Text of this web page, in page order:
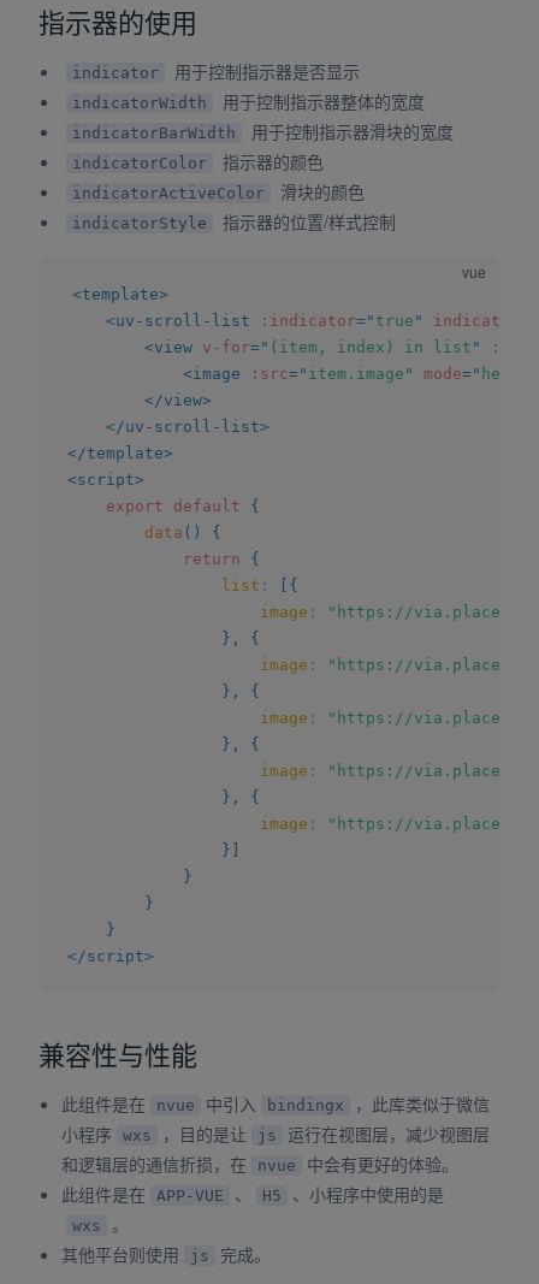
指示器的使用
indicator 用于控制指示器是否显示
indicatorWidth 用于控制指示器整体的宽度
indicatorBarWidth 用于控制指示器滑块的宽度
indicatorColor 指示器的颜色
indicatorActiveColor 滑块的颜色
indicatorStyle 指示器的位置/样式控制
<template>
<uv-scroll-list :indicator=" true "
<view v-for=" (item, index) in list " :key
<image :src=" item.image " mode="
</view>
</uv-scroll-list>
</template>
<script>
export
default
{
data ( )
{
return
{
list : [ {
image :
"https://
} ,
{
image :
"https://
} ,
{
image :
"https://
} ,
{
image :
"https://
} ,
{
image :
"https://
} ]
}
}
}
</script>
兼容性与性能
此组件是在 nvue 中引入 bindingx
，此库类似于微信
小程序
wxs ，目的是让 js
运行在视图层，减少视图层
和逻辑层的通信折损，在
nvue
中会有更好的体验。
此组件是在
APP-VUE 、 H5 、小程序中使用的是
wxs
。
其他平台则使用
js 完成。